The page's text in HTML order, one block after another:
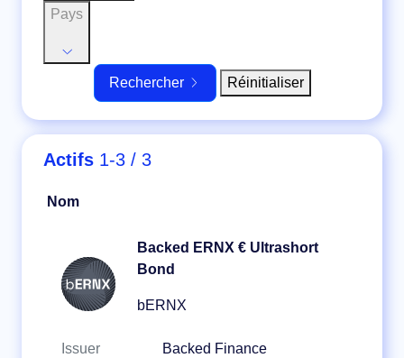
Pays
Rechercher Réinitialiser
Actifs 1-3 / 3
Nom
Backed ERNX € Ultrashort
Bond
bERNX
Issuer Backed Finance